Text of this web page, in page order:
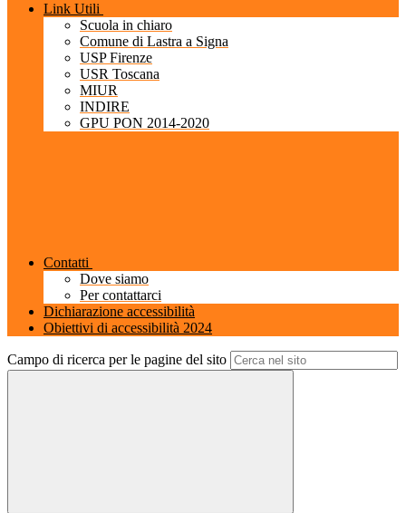
Link Utili
Scuola in chiaro
Comune di Lastra a Signa
USP Firenze
USR Toscana
MIUR
INDIRE
GPU PON 2014-2020
Contatti
Dove siamo
Per contattarci
Dichiarazione accessibilità
Obiettivi di accessibilità 2024
Campo di ricerca per le pagine del sito